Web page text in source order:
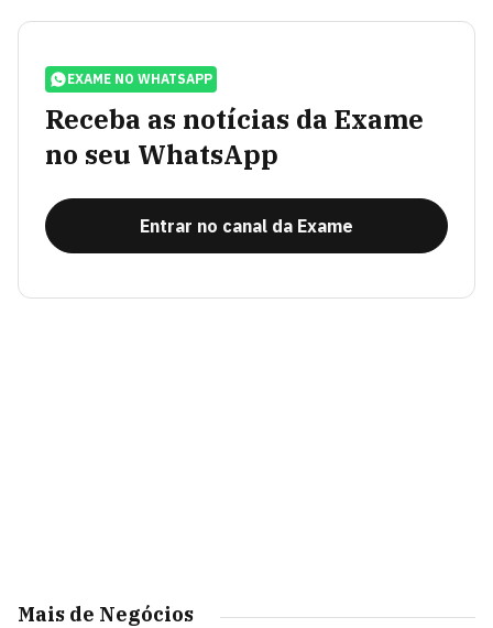
EXAME NO WHATSAPP
Receba as notícias da Exame
no seu WhatsApp
Entrar no canal da Exame
Mais de Negócios